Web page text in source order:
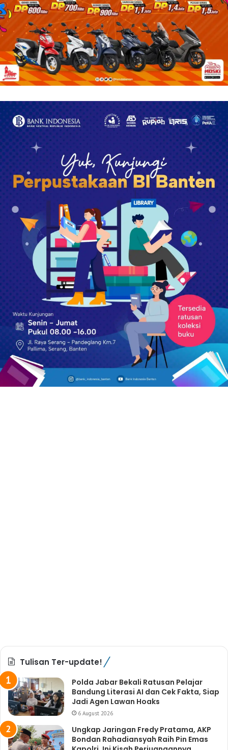
Tulisan Ter-update!
Polda Jabar Bekali Ratusan Pelajar
Bandung Literasi AI dan Cek Fakta, Siap
Jadi Agen Lawan Hoaks
6 August 2026
Ungkap Jaringan Fredy Pratama, AKP
Bondan Rahadiansyah Raih Pin Emas